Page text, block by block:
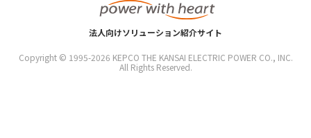
法人向けソリューション紹介サイト
Copyright © 1995-2026 KEPCO THE KANSAI ELECTRIC POWER CO., INC.
All Rights Reserved.